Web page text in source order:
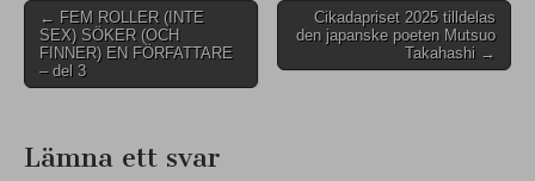
Post
navigation
← FEM ROLLER (INTE
SEX) SÖKER (OCH
FINNER) EN FÖRFATTARE
– del 3
Cikadapriset 2025 tilldelas
den japanske poeten Mutsuo
Takahashi →
Lämna ett svar